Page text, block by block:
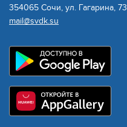
354065 Сочи, ул. Гагарина, 73
mail@svdk.su